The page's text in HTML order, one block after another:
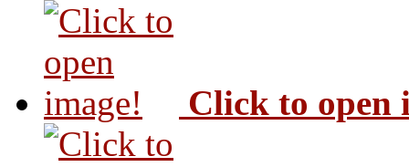
Click to open